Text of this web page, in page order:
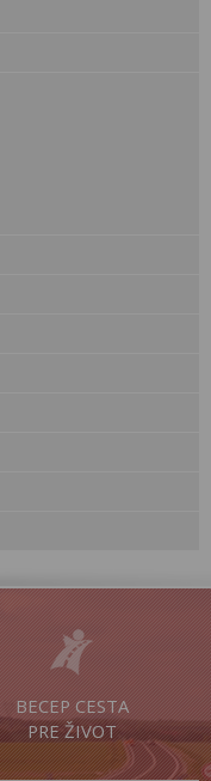
BECEP CESTA
PRE ŽIVOT